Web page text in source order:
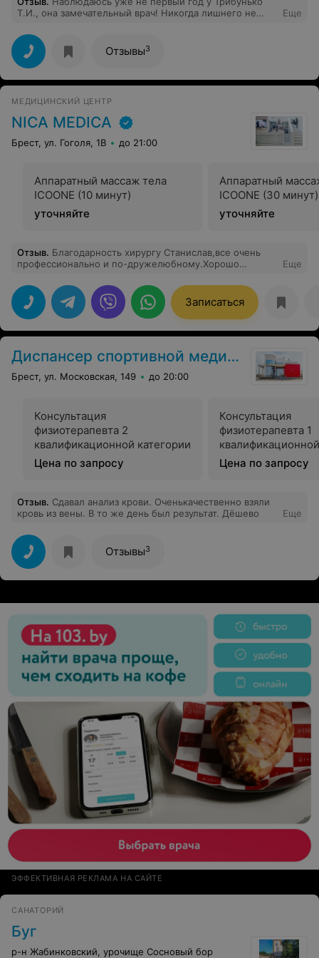
Т.И., она замечательный врач! Никогда лишнего не
очень приятный человек. Спасибо за Вашу работу!
Еще
Отзывы3
МЕДИЦИНСКИЙ ЦЕНТР
NICA MEDICA
Брест, ул. Гоголя, 1B до 21:00
Аппаратный массаж тела
ICOONE (10 минут)
уточняйте
Аппаратный
ICOONE (30 минут)
уточняйте
Отзыв. Благодарность хирургу Станислав,все очень
профессионально и по-дружелюбному.Хорошо
выполнили,все суппер.Искренне благодарен.
Еще
Записаться
Диспансер спортивной медицины
Брест, ул. Московская, 149 до 20:00
Консультация
физиотерапевта 2
квалификационной категории
Цена по запросу
Консультация
физиотерапевта 1
Цена по запросу
Отзыв. Сдавал анализ крови. Оченькачественно взяли
кровь из вены. В то же день был результат. Дёшево
Еще
Отзывы3
ЭФФЕКТИВНАЯ РЕКЛАМА НА САЙТЕ
САНАТОРИЙ
Буг
р-н Жабинковский, урочище Сосновый бор